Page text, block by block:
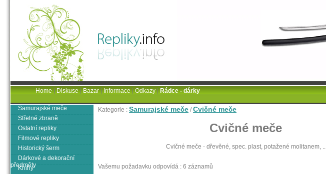
Kategorie : Samurajské meče /Cvičné meče
Cvičné meče
Cvičné meče - dřevěné, spec. plast, potažené molitanem, ..
Vašemu požadavku odpovídá : 6 záznamů
Samurajské meče
Střelné zbraně
Ostatní repliky
Filmové repliky
Historický šerm
Dárkové a dekorační
předměty
Knihy
Home|Diskuse|Bazar|Informace|Odkazy|Rádce - dárky